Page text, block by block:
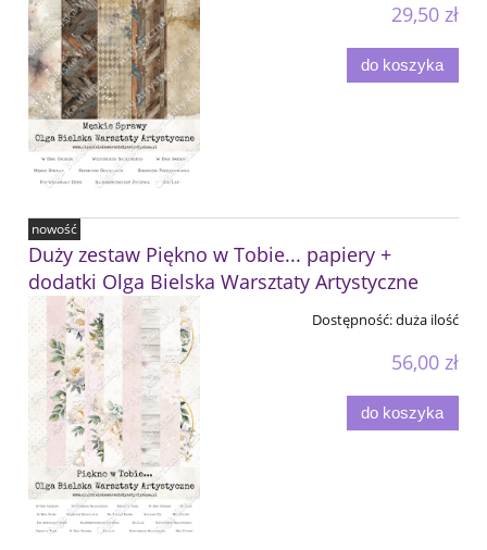
29,50 zł
do koszyka
Duży zestaw Piękno w Tobie... papiery +
dodatki Olga Bielska Warsztaty Artystyczne
Dostępność:duża ilość
56,00 zł
do koszyka
nowość